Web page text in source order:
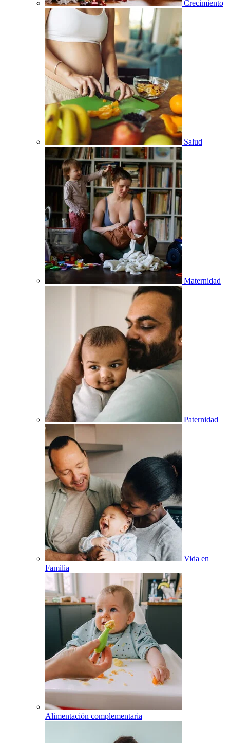
Crecimiento
Salud
Maternidad
Paternidad
Vida en
Familia
Alimentación complementaria